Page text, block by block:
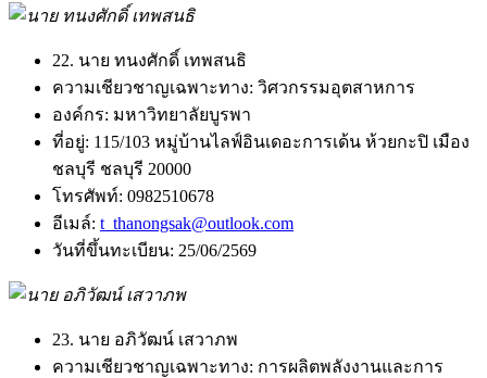
22. นาย ทนงศักดิ์ เทพสนธิ
ความเชียวชาญเฉพาะทาง: วิศวกรรมอุตสาหการ
องค์กร: มหาวิทยาลัยบูรพา
ที่อยู่: 115/103 หมู่บ้านไลฟ์อินเดอะการเด้น ห้วยกะปิ เมือง
ชลบุรี ชลบุรี 20000
โทรศัพท์: 0982510678
อีเมล์: t_thanongsak@outlook.com
วันที่ขึ้นทะเบียน: 25/06/2569
23. นาย อภิวัฒน์ เสวาภพ
ความเชียวชาญเฉพาะทาง: การผลิตพลังงานและการ